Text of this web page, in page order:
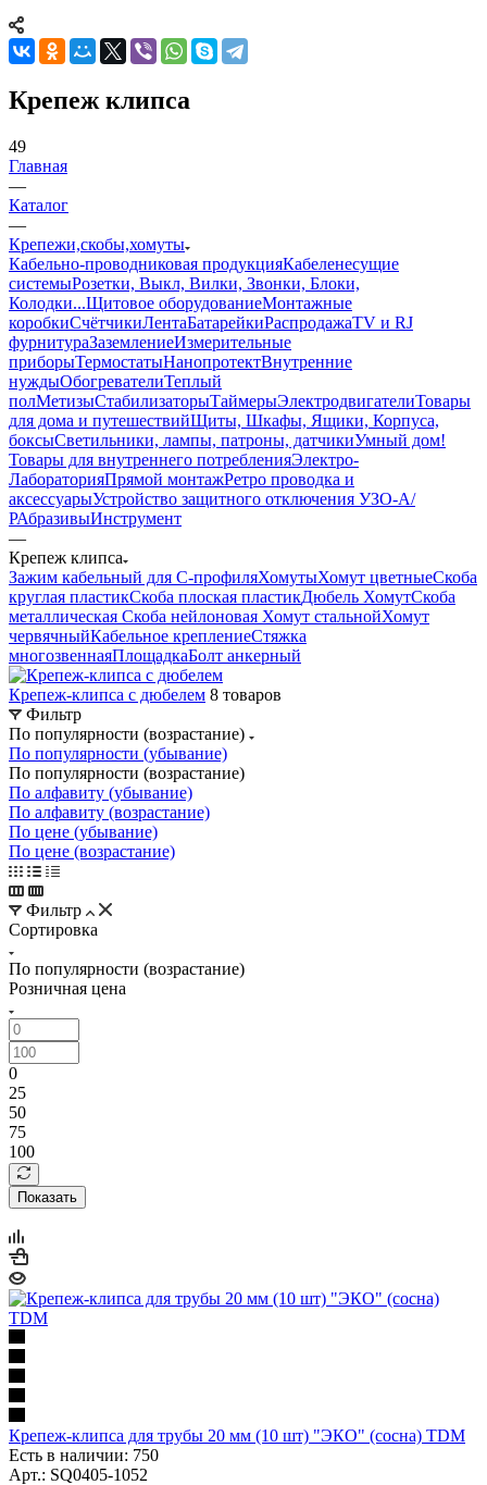
Крепеж клипса
49
Главная
—
Каталог
—
Крепежи,скобы,хомуты
Кабельно-проводниковая продукцияКабеленесущие
системыРозетки, Выкл, Вилки, Звонки, Блоки,
Колодки...Щитовое оборудованиеМонтажные
коробкиСчётчикиЛентаБатарейкиРаспродажаTV и RJ
фурнитураЗаземлениеИзмерительные
приборыТермостатыНанопротектВнутренние
нуждыОбогревателиТеплый
полМетизыСтабилизаторыТаймерыЭлектродвигателиТовары
для дома и путешествийЩиты, Шкафы, Ящики, Корпуса,
боксыСветильники, лампы, патроны, датчикиУмный дом!
Товары для внутреннего потребленияЭлектро-
ЛабораторияПрямой монтажРетро проводка и
аксессуарыУстройство защитного отключения УЗО-А/
РАбразивыИнструмент
—
Крепеж клипса
Зажим кабельный для С-профиляХомутыХомут цветныеСкоба
круглая пластикСкоба плоская пластикДюбель ХомутСкоба
металлическая Скоба нейлоновая Хомут стальнойХомут
червячныйКабельное креплениеСтяжка
многозвеннаяПлощадкаБолт анкерный
Крепеж-клипса с дюбелем 8 товаров
Фильтр
По популярности (возрастание)
По популярности (убывание)
По популярности (возрастание)
По алфавиту (убывание)
По алфавиту (возрастание)
По цене (убывание)
По цене (возрастание)
Фильтр
Сортировка
По популярности (возрастание)
Розничная цена
0
25
50
75
100
Показать
Крепеж-клипса для трубы 20 мм (10 шт) "ЭКО" (сосна) TDM
Есть в наличии: 750
Арт.: SQ0405-1052